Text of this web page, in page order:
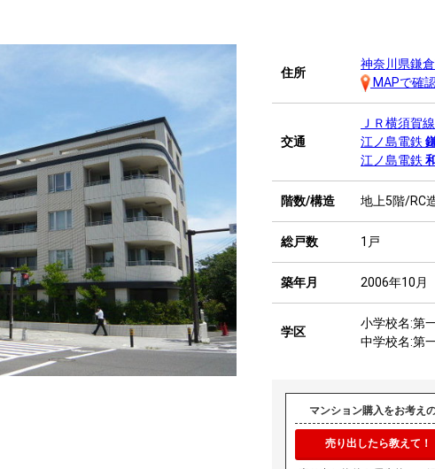
住所
神奈川県鎌
MAPで確
交通
ＪＲ横須賀線
江ノ島電鉄
江ノ島電鉄
階数/構造 地上5階/RC
総戸数 1戸
築年月 2006年10月
学区
小学校名:第
中学校名:第
マンション購入をお考え
売り出したら教えて！